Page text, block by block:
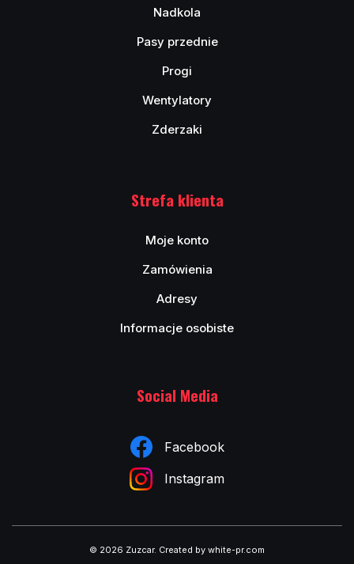
Nadkola
Pasy przednie
Progi
Wentylatory
Zderzaki
Strefa klienta
Moje konto
Zamówienia
Adresy
Informacje osobiste
Social Media
Facebook
Instagram
© 2026 Zuzcar. Created by white-pr.com